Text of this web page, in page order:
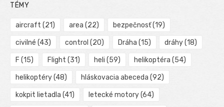
TÉMY
aircraft (21) area (22) bezpečnosť(19)
civilné (43) control (20) Dráha (15) dráhy(18)
F (15) Flight (31) heli (59) helikoptéra (54)
helikoptéry(48) hláskovacia abeceda (92)
kokpit lietadla (41) letecké motory(64)